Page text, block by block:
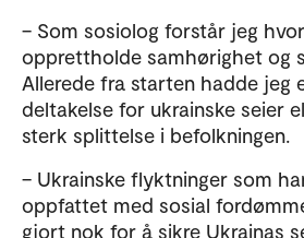
– Som sosiolog forstår jeg
opprettholde samhørighet og
Allerede fra starten hadde jeg
deltakelse for ukrainske seier
sterk splittelse i befolkningen.
– Ukrainske flyktninger som
oppfattet med sosial
gjort nok for å sikre Ukrainas